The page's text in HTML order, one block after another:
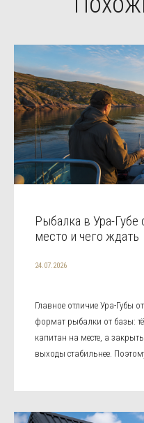
Рыбалка в Ура-Губе
место и чего ждать
24.07.2026
Главное отличие Ура-Губы
формат рыбалки от базы:
капитан на месте, а
выходы стабильнее.